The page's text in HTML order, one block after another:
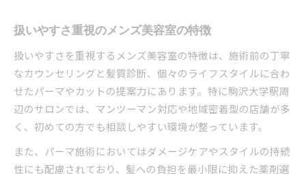
扱いやすさ重視のメンズ美容室の特徴
扱いやすさを重視するメンズ美容室の特徴は、施術前の丁寧
なカウンセリングと髪質診断、個々のライフスタイルに合わ
せたパーマやカットの提案力にあります。特に駒沢大学駅周
辺のサロンでは、マンツーマン対応や地域密着型の店舗が多
く、初めての方でも相談しやすい環境が整っています。
また、パーマ施術においてはダメージケアやスタイルの持続
性にも配慮されており、髪への負担を最小限に抑えた薬剤選